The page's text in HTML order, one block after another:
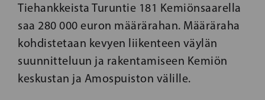
Tiehankkeista Turuntie 181 Kemiönsaarella
saa 280 000 euron määrärahan. Määräraha
kohdistetaan kevyen liikenteen väylän
suunnitteluun ja rakentamiseen Kemiön
keskustan ja Amospuiston välille.